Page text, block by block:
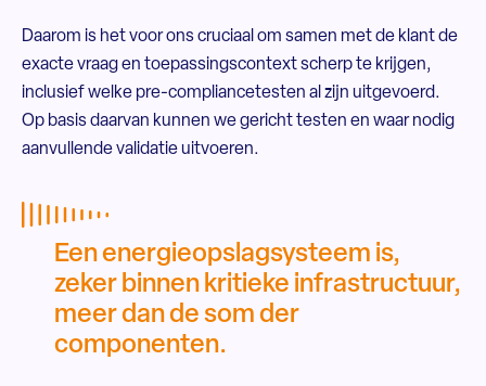
Daarom is het voor ons cruciaal om samen met de klant de
exacte vraag en toepassingscontext scherp te krijgen,
inclusief welke pre-compliancetesten al zijn uitgevoerd.
Op basis daarvan kunnen we gericht testen en waar nodig
aanvullende validatie uitvoeren.
Een energieopslagsysteem is,
zeker binnen kritieke infrastructuur,
meer dan de som der
componenten.